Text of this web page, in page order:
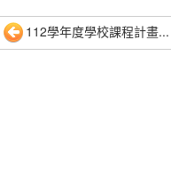
112學年度學校課程計畫...